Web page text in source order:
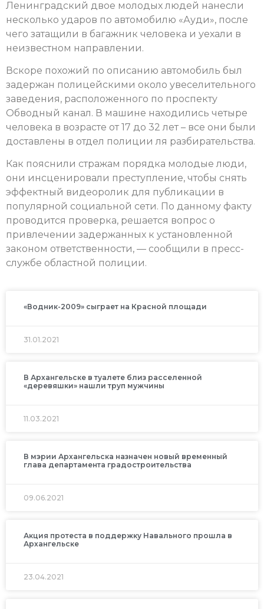
Ленинградский двое молодых людей нанесли
несколько ударов по автомобилю «Ауди», после
чего затащили в багажник человека и уехали в
неизвестном направлении.
Вскоре похожий по описанию автомобиль был
задержан полицейскими около увеселительного
заведения, расположенного по проспекту
Обводный канал. В машине находились четыре
человека в возрасте от 17 до 32 лет – все они были
доставлены в отдел полиции ля разбирательства.
Как пояснили стражам порядка молодые люди,
они инсценировали преступление, чтобы снять
эффектный видеоролик для публикации в
популярной социальной сети. По данному факту
проводится проверка, решается вопрос о
привлечении задержанных к установленной
законом ответственности, — сообщили в пресс-
службе областной полиции.
«Водник-2009» сыграет на Красной площади
31.01.2021
В Архангельске в туалете близ расселенной
«деревяшки» нашли труп мужчины
11.03.2021
В мэрии Архангельска назначен новый временный
глава департамента градостроительства
09.06.2021
Акция протеста в поддержку Навального прошла в
Архангельске
23.04.2021